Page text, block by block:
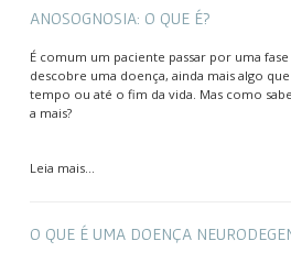
ANOSOGNOSIA: O QUE É?
É comum um paciente passar por uma
descobre uma doença, ainda mais algo
tempo ou até o fim da vida. Mas como
a mais?
Leia mais...
O QUE É UMA DOENÇA